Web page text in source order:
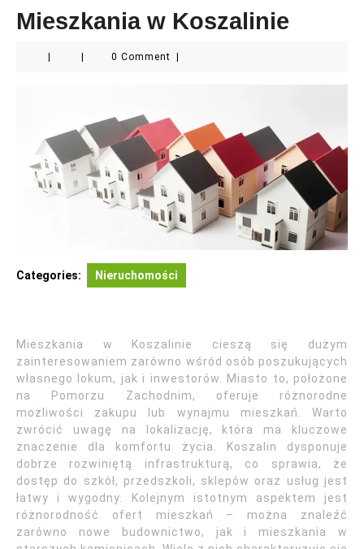
Mieszkania w Koszalinie
0 Comment
Categories: Nieruchomości
Mieszkania w Koszalinie cieszą się dużym
zainteresowaniem zarówno wśród osób poszukujących
własnego lokum, jak i inwestorów. Miasto to, położone
na Pomorzu Zachodnim, oferuje różnorodne
możliwości zakupu lub wynajmu mieszkań. Warto
zwrócić uwagę na lokalizację, która ma kluczowe
znaczenie dla komfortu życia. Koszalin dysponuje
dobrze rozwiniętą infrastrukturą, co sprawia, że
dostęp do szkół, przedszkoli, sklepów oraz usług jest
łatwy i wygodny. Kolejnym istotnym aspektem jest
różnorodność ofert mieszkań – można znaleźć
zarówno nowe budownictwo, jak i mieszkania w